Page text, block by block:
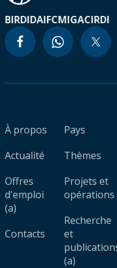
BIRDIDAIFCMIGACIRDI
À propos
Actualité
Offres
d'emploi
(a)
Contacts
Pays
Thèmes
Projets et
opérations
Recherche
et
(a)